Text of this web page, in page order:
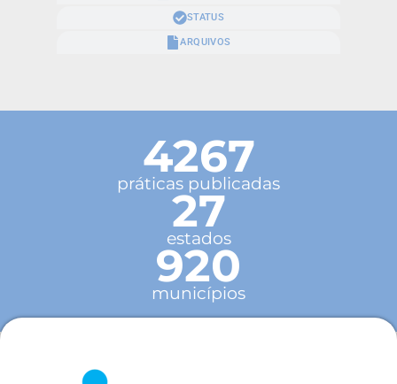
STATUS
ARQUIVOS
4267
práticas publicadas
27
estados
920
municípios